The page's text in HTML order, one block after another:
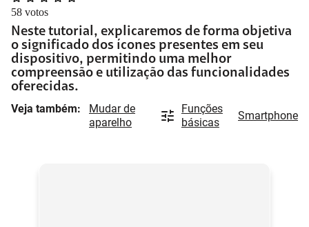
58 votos
Neste tutorial, explicaremos de forma objetiva
o significado dos ícones presentes em seu
dispositivo, permitindo uma melhor
compreensão e utilização das funcionalidades
oferecidas.
Veja também:
Mudar de
aparelho
Funções
básicas
Smartphone